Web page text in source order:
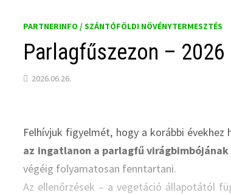
PARTNERINFO / SZÁNTÓFÖLDI NÖVÉNYTERMESZTÉS
Parlagfűszezon – 2026
2026.06.26.
Felhívjuk figyelmét, hogy a korábbi
az ingatlanon a parlagfű
végéig folyamatosan fenntartani.
Az ellenőrzések – a vegetáció állapotától